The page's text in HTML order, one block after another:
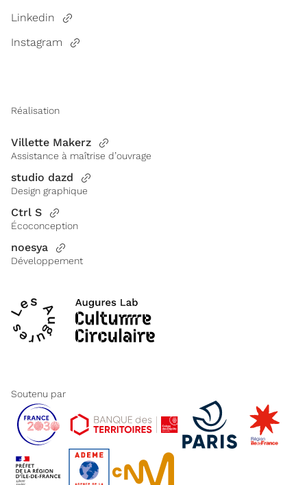
Linkedin
Instagram
Réalisation
Villette Makerz
Assistance à maîtrise d’ouvrage
studio dazd
Design graphique
Ctrl S
Écoconception
noesya
Développement
Soutenu par